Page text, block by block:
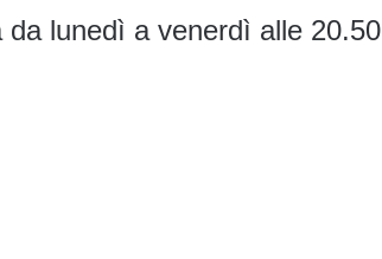
lunedì a venerdì alle 20.50